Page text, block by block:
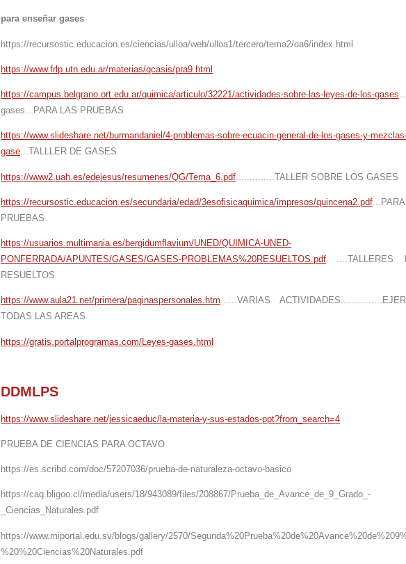
para enseñar gases
https://recursostic.educacion.es/ciencias/ulloa/web/ulloa1/tercero/tema2/oa6/index.html
https://www.frlp.utn.edu.ar/materias/qcasis/pra9.html
https://campus.belgrano.ort.edu.ar/quimica/articulo/32221/actividades-sobre-las-leyes-de-los-gases
gases...PARA LAS PRUEBAS
https://www.slideshare.net/burmandaniel/4-problemas-sobre-ecuacin-general-de-los-gases-y-
gase...TALLLER DE GASES
https://www2.uah.es/edejesus/resumenes/QG/Tema_6.pdf ..............TALLER SOBRE LOS GASES
https://recursostic.educacion.es/secundaria/edad/3esofisicaquimica/impresos/quincena2.pdf
PRUEBAS
https://usuarios.multimania.es/bergidumflavium/UNED/QUIMICA-UNED-
PONFERRADA/APUNTES/GASES/GASES-PROBLEMAS%20RESUELTOS.pdf ....TALLERES
RESUELTOS
https://www.aula21.net/primera/paginaspersonales.htm......VARIAS
TODAS LAS AREAS
https://gratis.portalprogramas.com/Leyes-gases.html
DDMLPS
https://www.slideshare.net/jessicaeduc/la-materia-y-sus-estados-ppt?from_search=4
PRUEBA DE CIENCIAS PARA OCTAVO
https://es.scribd.com/doc/57207036/prueba-de-naturaleza-octavo-basico
https://caq.bligoo.cl/media/users/18/943089/files/208867/Prueba_de_Avance_de_9_Grado_-
_Ciencias_Naturales.pdf
https://www.miportal.edu.sv/blogs/gallery/2570/
%20%20Ciencias%20Naturales.pdf